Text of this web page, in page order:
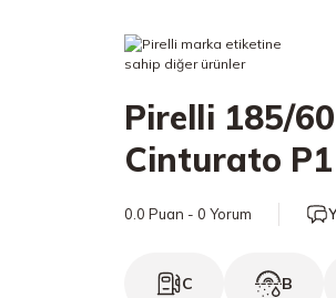
Pirelli 185/
Cinturato
0.0 Puan - 0 Yorum
C B